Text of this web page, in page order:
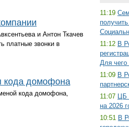
и Антон Ткачев
платные звонки в
кода домофона
кода домофона,
11:19
11:12 В
Для чего
11:09 В
11:07 ЦБ
на 2026
10:51 В